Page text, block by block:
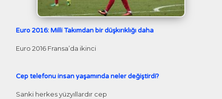
Euro 2016: Milli Takımdan bir düşkırıklığı daha
Euro 2016 Fransa’da ikinci
Cep telefonu insan yaşamında neler değiştirdi?
Sanki herkes yüzyıllardır cep